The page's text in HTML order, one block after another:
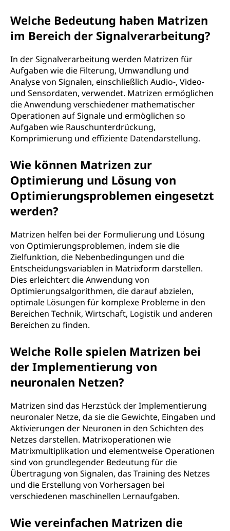
Welche Bedeutung haben Matrizen
im Bereich der Signalverarbeitung?
In der Signalverarbeitung werden Matrizen für
Aufgaben wie die Filterung, Umwandlung und
Analyse von Signalen, einschließlich Audio-, Video-
und Sensordaten, verwendet. Matrizen ermöglichen
die Anwendung verschiedener mathematischer
Operationen auf Signale und ermöglichen so
Aufgaben wie Rauschunterdrückung,
Komprimierung und effiziente Datendarstellung.
Wie können Matrizen zur
Optimierung und Lösung von
Optimierungsproblemen eingesetzt
werden?
Matrizen helfen bei der Formulierung und Lösung
von Optimierungsproblemen, indem sie die
Zielfunktion, die Nebenbedingungen und die
Entscheidungsvariablen in Matrixform darstellen.
Dies erleichtert die Anwendung von
Optimierungsalgorithmen, die darauf abzielen,
optimale Lösungen für komplexe Probleme in den
Bereichen Technik, Wirtschaft, Logistik und anderen
Bereichen zu finden.
Welche Rolle spielen Matrizen bei
der Implementierung von
neuronalen Netzen?
Matrizen sind das Herzstück der Implementierung
neuronaler Netze, da sie die Gewichte, Eingaben und
Aktivierungen der Neuronen in den Schichten des
Netzes darstellen. Matrixoperationen wie
Matrixmultiplikation und elementweise Operationen
sind von grundlegender Bedeutung für die
Übertragung von Signalen, das Training des Netzes
und die Erstellung von Vorhersagen bei
verschiedenen maschinellen Lernaufgaben.
Wie vereinfachen Matrizen die